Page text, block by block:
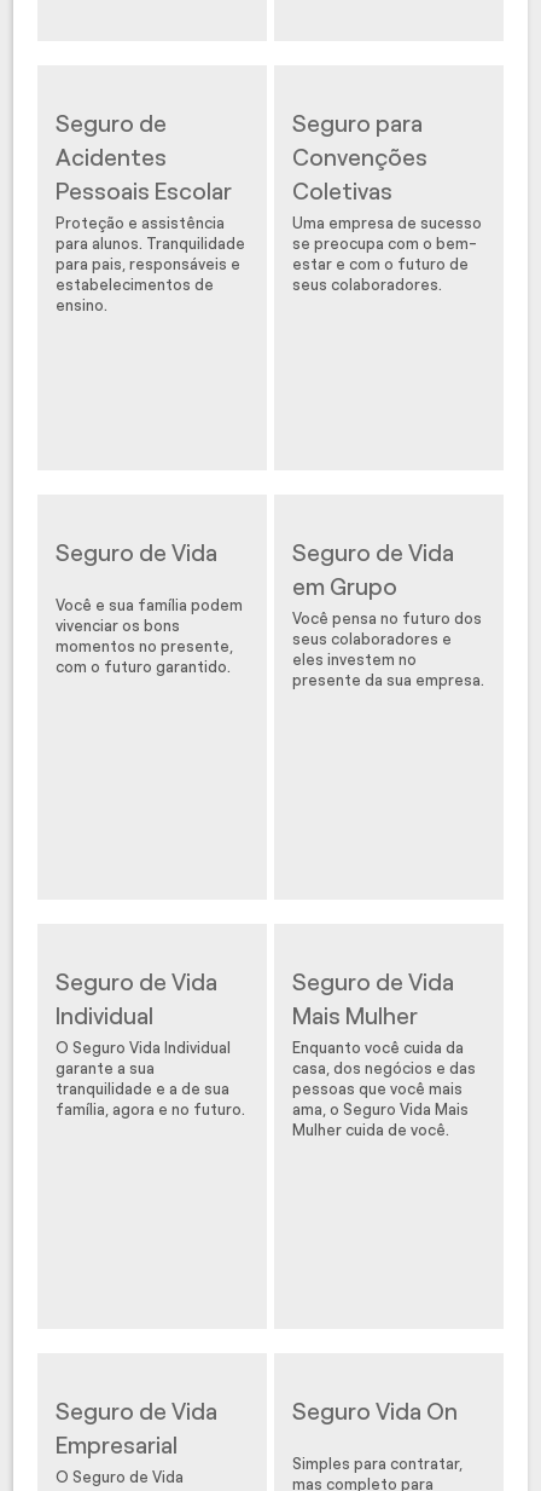
Seguro de
Acidentes
Pessoais Escolar
Proteção e assistência
para alunos. Tranquilidade
para pais, responsáveis e
estabelecimentos de
ensino.
Seguro para
Convenções
Coletivas
Uma empresa de sucesso
se preocupa com o bem-
estar e com o futuro de
seus colaboradores.
Seguro de Vida
Você e sua família podem
vivenciar os bons
momentos no presente,
com o futuro garantido.
Seguro de Vida
em Grupo
Você pensa no futuro dos
seus colaboradores e
eles investem no
presente da sua empresa.
Seguro de Vida
Individual
O Seguro Vida Individual
garante a sua
tranquilidade e a de sua
família, agora e no futuro.
Seguro de Vida
Mais Mulher
Enquanto você cuida da
casa, dos negócios e das
pessoas que você mais
ama, o Seguro Vida Mais
Mulher cuida de você.
Seguro de Vida
Empresarial
O Seguro de Vida
Seguro Vida On
Simples para contratar,
mas completo para